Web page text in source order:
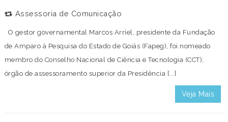
Assessoria de Comunicação
O gestor governamental Marcos Arriel, presidente da Fundação
de Amparo à Pesquisa do Estado de Goiás (Fapeg), foi nomeado
membro do Conselho Nacional de Ciência e Tecnologia (CCT),
órgão de assessoramento superior da Presidência [...]
Veja Mais